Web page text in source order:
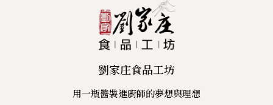
劉家庄食品工坊
用一瓶醬裝進廚師的夢想與理想